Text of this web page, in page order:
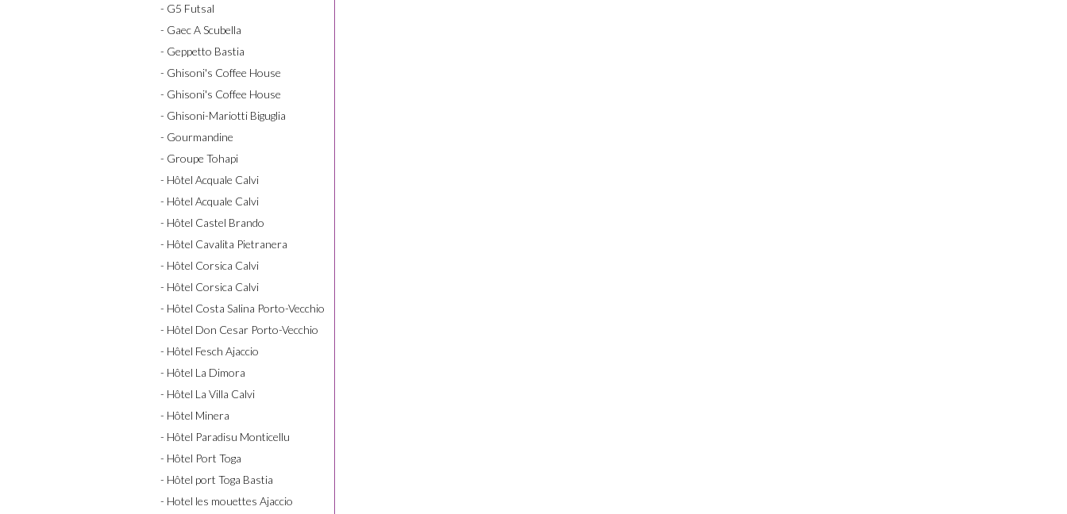
- G5 Futsal
- Gaec A Scubella
- Geppetto Bastia
- Ghisoni's Coffee House
- Ghisoni's Coffee House
- Ghisoni-Mariotti Biguglia
- Gourmandine
- Groupe Tohapi
- Hôtel Acquale Calvi
- Hôtel Acquale Calvi
- Hôtel Castel Brando
- Hôtel Cavalita Pietranera
- Hôtel Corsica Calvi
- Hôtel Corsica Calvi
- Hôtel Costa Salina Porto-Vecchio
- Hôtel Don Cesar Porto-Vecchio
- Hôtel Fesch Ajaccio
- Hôtel La Dimora
- Hôtel La Villa Calvi
- Hôtel Minera
- Hôtel Paradisu Monticellu
- Hôtel Port Toga
- Hôtel port Toga Bastia
- Hotel les mouettes Ajaccio